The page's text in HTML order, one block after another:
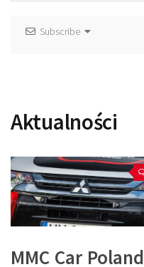
Subscribe
Aktualności
MMC Car Poland